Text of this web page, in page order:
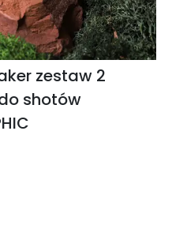
zestaw 2
shotów